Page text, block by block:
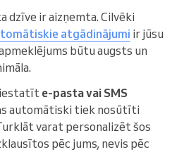
dzīve ir aizņemta. Cilvēki
atgādinājumi ir jūsu
būtu augsts un
iestatīte-pasta vai SMS
automātiski tiek nosūtīti
varat personalizēt šos
pēc jums, nevis pēc